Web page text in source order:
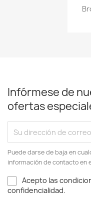
Infórmese de
ofertas
Puede darse de baja en
información de contacto en
Acepto las
confidencialidad.